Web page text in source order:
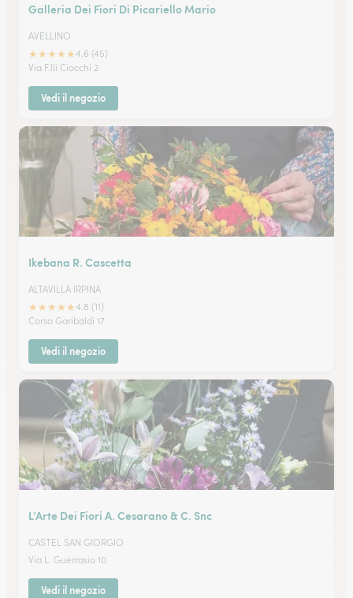
Galleria Dei Fiori Di Picariello Mario
AVELLINO
★★★★★4.6 (45)
Via F.lli Ciocchi 2
Vedi il negozio
Ikebana R. Cascetta
ALTAVILLA IRPINA
★★★★★4.8 (11)
Corso Garibaldi 17
Vedi il negozio
L’Arte Dei Fiori A. Cesarano & C. Snc
CASTEL SAN GIORGIO
Via L. Guerrasio 10
Vedi il negozio